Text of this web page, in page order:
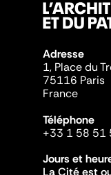
Adresse
1, Place du
75116 Paris
France
Téléphone
+33 1 58 51
Jours et
La Cité est